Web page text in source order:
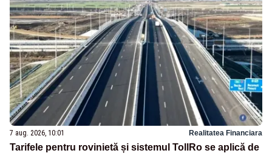
7 aug. 2026, 10:01 Realitatea Financiara
Tarifele pentru rovinietă și sistemul TollRo se aplică de